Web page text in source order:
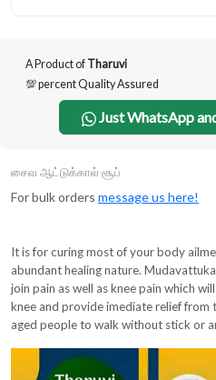
A Product of Tharuvi
💯 percent Quality Assured
Just WhatsApp
சைவ ஆட்டுக்கால் சூப்
For bulk orders message us here!
It is for curing most of your body
abundant healing nature.
join pain as well as knee pain which
knee and provide imediate relief from
aged people to walk without stick or